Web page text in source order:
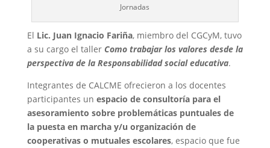
Jornadas
El Lic. Juan Ignacio Fariña, miembro del CGCyM, tuvo
a su cargo el taller Como trabajar los valores desde la
perspectiva de la Responsabilidad social educativa.
Integrantes de CALCME ofrecieron a los docentes
participantes un espacio de consultoría para el
asesoramiento sobre problemáticas puntuales de
la puesta en marcha y/u organización de
cooperativas o mutuales escolares, espacio que fue